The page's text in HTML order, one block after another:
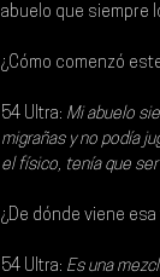
abuelo que siempre
¿Cómo comenzó
54 Ultra: Mi abuelo
migrañas y no podía
el físico, tenía que
¿De dónde viene
54 Ultra: Es una